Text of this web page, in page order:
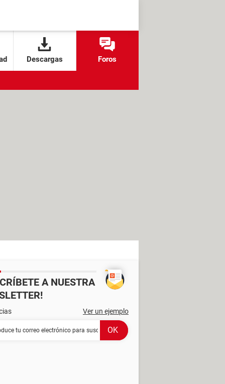
Descargas Foros
A NUESTRA
Ver un ejemplo